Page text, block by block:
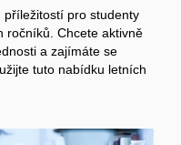
příležitostí pro studenty
ročníků. Chcete aktivně
a zajímáte se
tuto nabídku letních